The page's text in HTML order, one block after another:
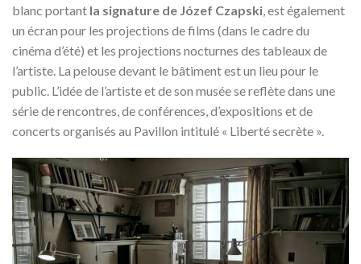
blanc portant la signature de Józef Czapski, est également
un écran pour les projections de films (dans le cadre du
cinéma d’été) et les projections nocturnes des tableaux de
l’artiste. La pelouse devant le bâtiment est un lieu pour le
public. L’idée de l’artiste et de son musée se reflète dans une
série de rencontres, de conférences, d’expositions et de
concerts organisés au Pavillon intitulé « Liberté secrète ».